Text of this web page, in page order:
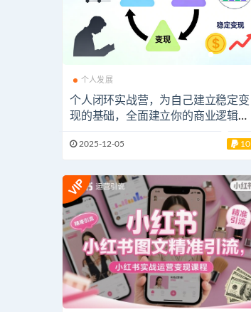
个人发展
个人闭环实战营，为自己建立稳定变
现的基础，全面建立你的商业逻辑思
2025-12-05 10